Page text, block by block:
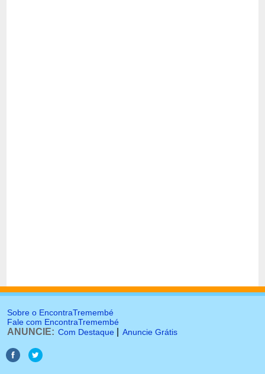
Sobre o EncontraTremembé
Fale com EncontraTremembé
ANUNCIE: Com Destaque Anuncie Grátis